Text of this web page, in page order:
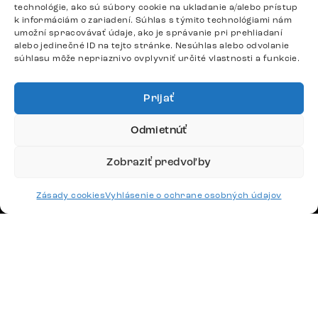
technológie, ako sú súbory cookie na ukladanie a/alebo prístup
k informáciám o zariadení. Súhlas s týmito technológiami nám
umožní spracovávať údaje, ako je správanie pri prehliadaní
alebo jedinečné ID na tejto stránke. Nesúhlas alebo odvolanie
súhlasu môže nepriaznivo ovplyvniť určité vlastnosti a funkcie.
Prijať
Odmietnúť
Zobraziť predvoľby
Zásady cookiesVyhlásenie o ochrane osobných údajov
Odpovedáme do 24 hodín.
Google recenzie
4,8
Platby